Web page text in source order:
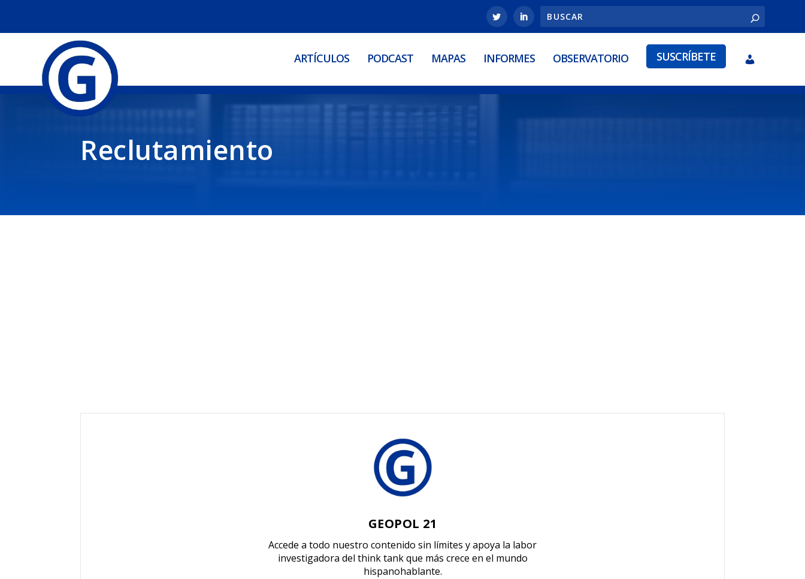
ARTÍCULOS PODCAST MAPAS INFORMES OBSERVATORIO SUSCRÍBETE
Reclutamiento
GEOPOL 21
Accede a todo nuestro contenido sin límites y apoya la labor
investigadora del think tank que más crece en el mundo
hispanohablante.